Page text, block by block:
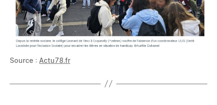
Source : Actu78.fr